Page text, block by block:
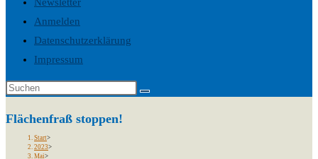
Anmelden
Datenschutzerklärung
Impressum
Flächenfraß stoppen!
Start>
2023>
Mai>